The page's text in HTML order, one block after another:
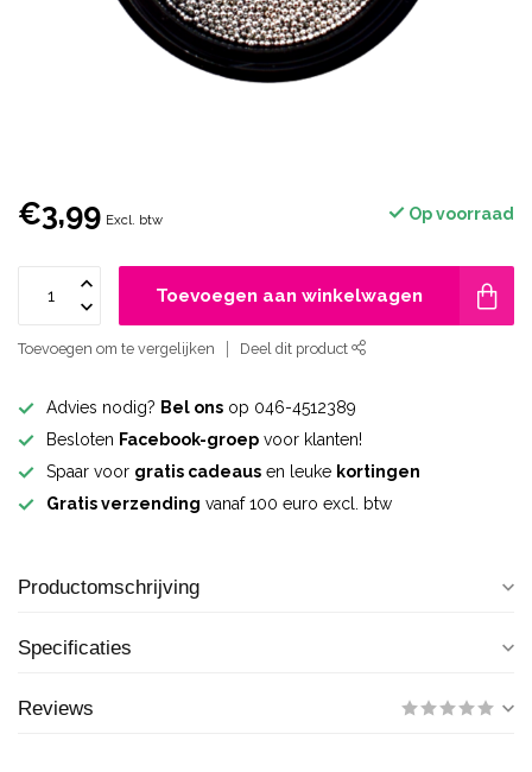
€3,99 Excl. btw Op voorraad
Toevoegen aan winkelwagen
Toevoegen om te vergelijken Deel dit product
Advies nodig? Bel ons op 046-4512389
Besloten Facebook-groep voor klanten!
Spaar voor gratis cadeaus en leuke kortingen
Gratis verzending vanaf 100 euro excl. btw
Productomschrijving
Specificaties
Reviews